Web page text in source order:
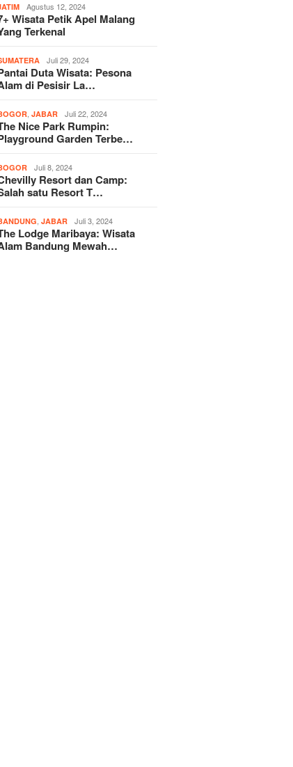
Agustus 12, 2024
Wisata Petik Apel Malang
Terkenal
Juli 29, 2024
Duta Wisata: Pesona
di Pesisir La…
,JABAR Juli 22, 2024
Nice Park Rumpin:
Garden Terbe…
Juli 8, 2024
Resort dan Camp:
satu Resort T…
,JABAR Juli 3, 2024
Lodge Maribaya: Wisata
Bandung Mewah…